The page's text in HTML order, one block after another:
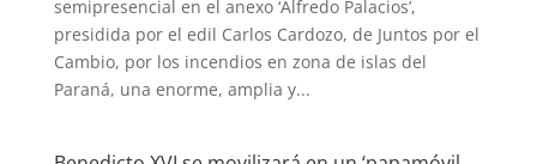
semipresencial en el anexo ‘Alfredo Palacios’,
presidida por el edil Carlos Cardozo, de Juntos por el
Cambio, por los incendios en zona de islas del
Paraná, una enorme, amplia y...